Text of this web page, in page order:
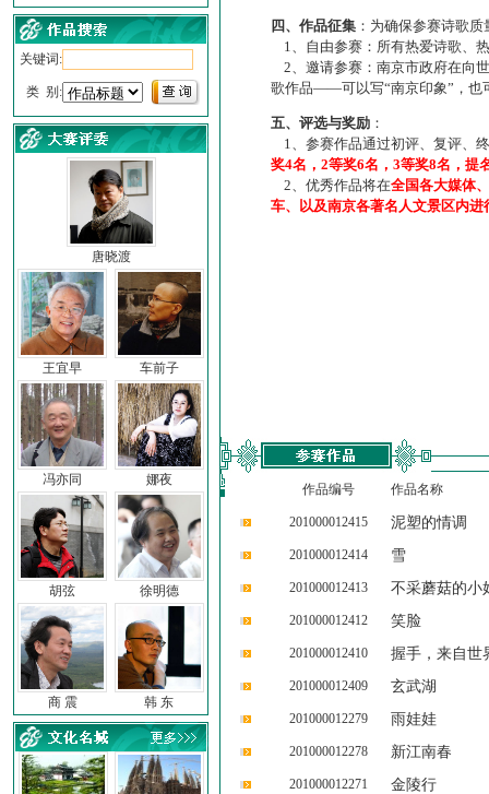
关键词:
类 别:
唐晓渡
王宜早 车前子
冯亦同 娜夜
胡弦 徐明德
商 震 韩 东
四、作品征集 ：为确保参赛诗歌
1、自由参赛：所有热爱诗歌、
2、邀请参赛：南京市政府在向
歌作品——可以写“南京印象”，也
五、评选与奖励 ：
1、参赛作品通过初评、复评、
奖4名，2等奖6名，3等奖8名，提
2、优秀作品将在全国各大媒体
车、以及南京各著名人文景区内进
作品编号 作品名称
201000012415 泥塑的情调
201000012414 雪
201000012413 不采蘑菇的小
201000012412 笑脸
201000012410 握手，来自世
201000012409 玄武湖
201000012279 雨娃娃
201000012278 新江南春
201000012271 金陵行